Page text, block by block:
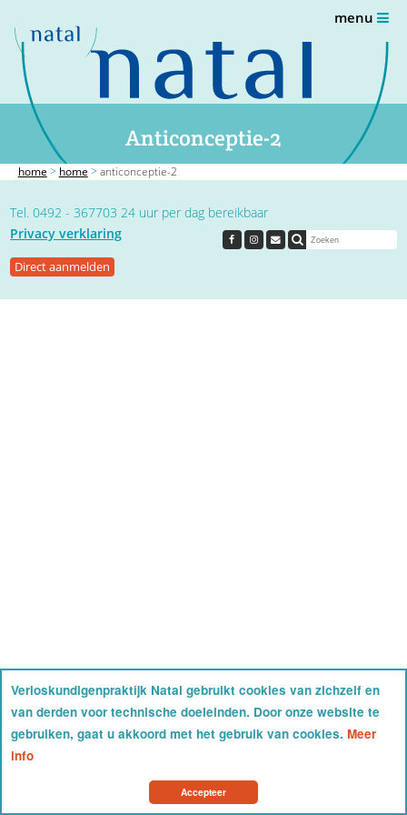
Accepteer
Verloskundigenpraktijk Natal gebruikt cookies van zichzelf en
van derden voor technische doeleinden. Door onze website te
gebruiken, gaat u akkoord met het gebruik van cookies. Meer
info
Anticonceptie-2
menu
home > home > anticonceptie-2
Tel. 0492 - 367703 24 uur per dag bereikbaar
Privacy verklaring
Direct aanmelden